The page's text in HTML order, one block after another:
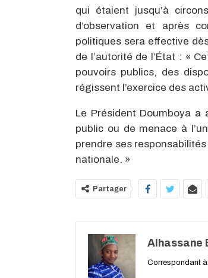
qui étaient jusqu’à
d’observation et après
politiques sera effective
de l’autorité de l’État : «
pouvoirs publics, des
régissent l’exercice des
Le Président Doumboya a
public ou de menace à
prendre ses
nationale. »
Partager
Alhassane
Correspondant